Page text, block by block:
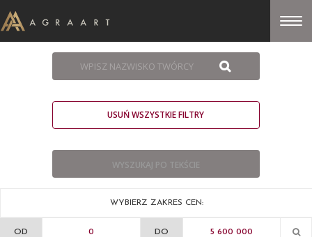
USUŃ WSZYSTKIE FILTRY
WYBIERZ ZAKRES CEN:
OD DO